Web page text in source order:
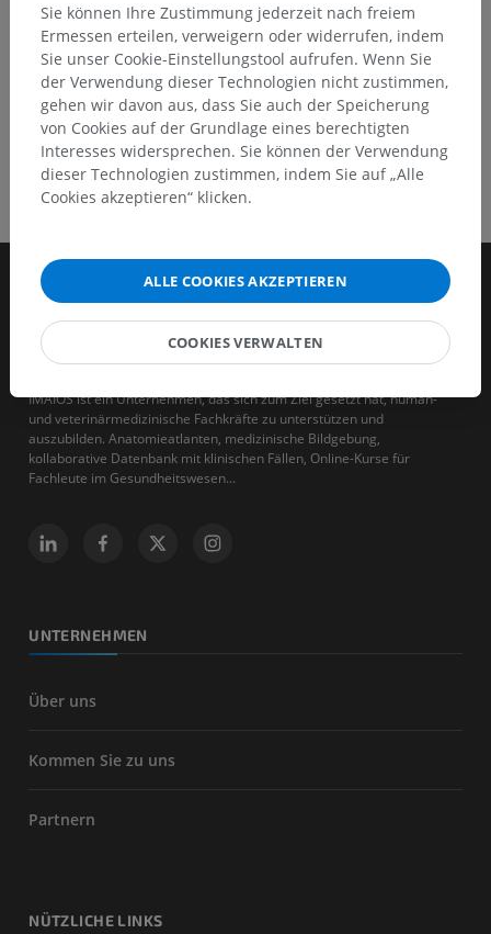
IMAIOS ist ein Unternehmen, das sich zum Ziel gesetzt hat, human-
und veterinärmedizinische Fachkräfte zu unterstützen und
auszubilden. Anatomieatlanten, medizinische Bildgebung,
kollaborative Datenbank mit klinischen Fällen, Online-Kurse für
Fachleute im Gesundheitswesen...
UNTERNEHMEN
Über uns
Kommen Sie zu uns
Partnern
NÜTZLICHE LINKS
Sie können Ihre Zustimmung jederzeit nach freiem
Ermessen erteilen, verweigern oder widerrufen, indem
Sie unser Cookie-Einstellungstool aufrufen. Wenn Sie
der Verwendung dieser Technologien nicht zustimmen,
gehen wir davon aus, dass Sie auch der Speicherung
von Cookies auf der Grundlage eines berechtigten
Interesses widersprechen. Sie können der Verwendung
dieser Technologien zustimmen, indem Sie auf „Alle
Cookies akzeptieren“ klicken.
ALLE COOKIES AKZEPTIEREN
COOKIES VERWALTEN